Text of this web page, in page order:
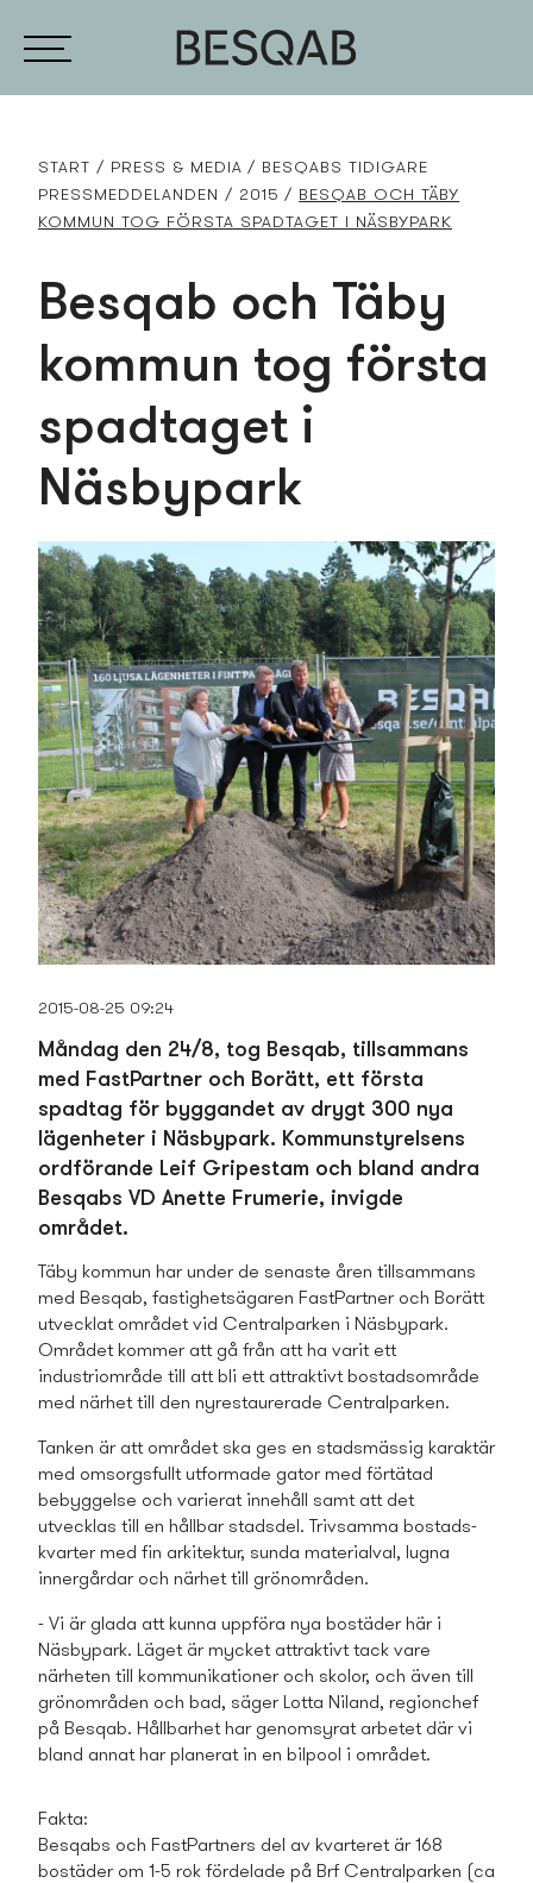
START PRESS­ & MEDIA
BESQABS TIDIGARE
PRESS­MEDDELANDEN
2015
BESQAB OCH TÄBY
KOMMUN TOG FÖRSTA SPADTAGET I NÄSBYPARK
Besqab och Täby
kommun tog första
spadtaget i
Näsbypark
2015-08-25 09:24
Måndag den 24/8, tog Besqab, tillsamman­s
med FastPartner och Borätt, ett första
spadtag för byggandet av drygt 300 nya
lägenheter i Näsbypark. Kommunstyrelsens
ordförande Leif Gripestam och bland andra
Besqabs VD Anette Frumerie, invigde
området.
Täby kommun har under de senaste åren tillsamman­s
med Besqab, fastighetsägaren FastPartner och Borätt
utvecklat området vid Centralparken i Näsbypark.
Området kommer att gå från att ha varit ett
industriområde till att bli ett attraktivt bostads­område
med närhet till den nyrestaurerade Centralparken.
Tanken är att området ska ges en stadsmässig karaktär
med omsorgsfullt utformade gator med förtätad
bebyggelse och varierat innehåll samt att det
utvecklas till en hållbar stadsdel. Trivsamma bostads­
kvarter med fin arkitektur, sunda materialval, lugna
innergårdar och närhet till grönområden.
- Vi är glada att kunna uppföra nya bostäder här i
Näsbypark. Läget är mycket attraktivt tack vare
närheten till kommunikationer och skolor, och även till
grönområden och bad, säger Lotta Niland, regionchef
på Besqab. Hållbarhet har genomsyrat arbetet där vi
bland annat har planerat in en bilpool i området.
Fakta:
Besqabs och FastPartners del av kvarteret är 168
bostäder om 1-5 rok fördelade på Brf Centralparken (ca